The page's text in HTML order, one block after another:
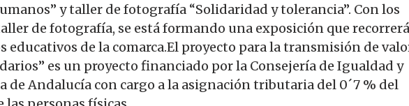
y taller de fotografía “Solidaridad y tolerancia”. Con los
de fotografía, se está formando una exposición que
de la comarca.El proyecto para la transmisión de
es un proyecto financiado por la Consejería de Igualdad y
de Andalucía con cargo a la asignación tributaria del 0´7 % del